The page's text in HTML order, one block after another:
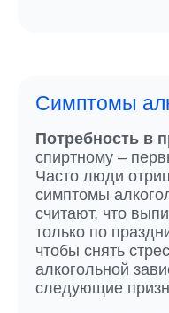
Симптомы
Потребность в
спиртному –
Часто люди
симптомы
считают, что
только по
чтобы снять
алкогольной
следующие